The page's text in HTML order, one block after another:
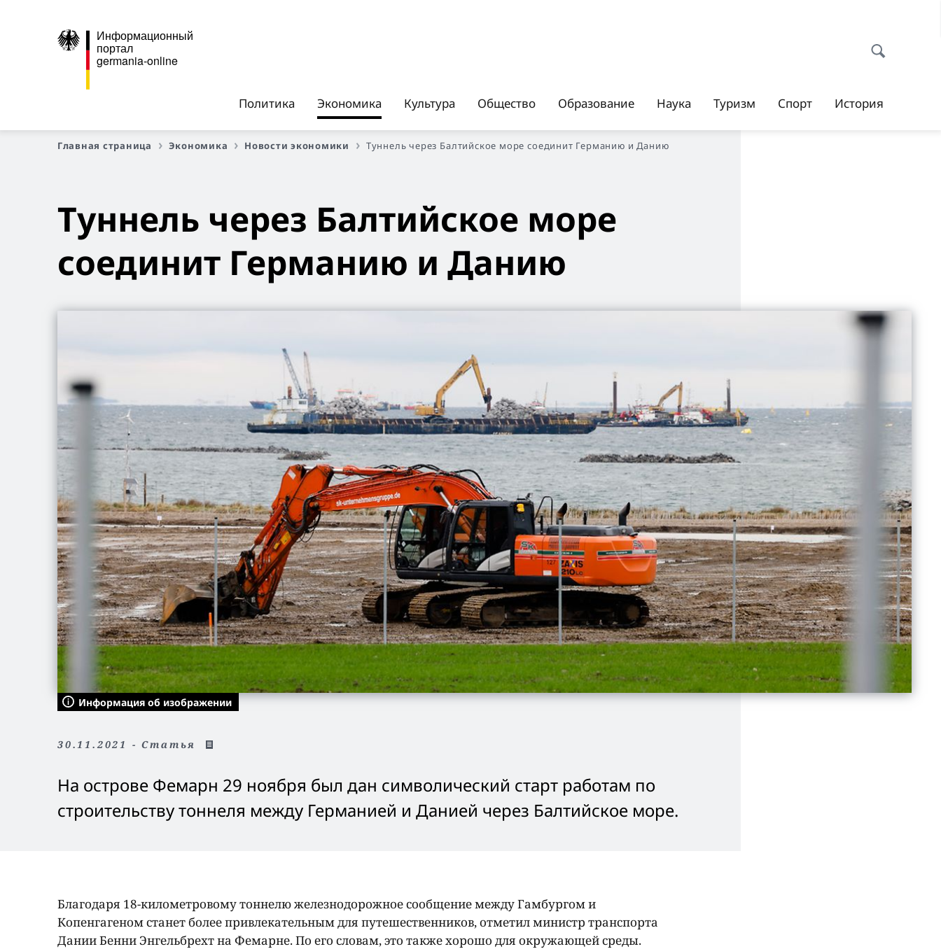
Информационный
портал
germania-online
Политика Экономика Культура Общество Образование Наука Туризм Спорт История
Главная страница Экономика Новости экономики Туннель через Балтийское море соединит Германию и Данию
Туннель через Балтийское море
соединит Германию и Данию
Информация об изображении
30.11.2021 - Статья
На острове Фемарн 29 ноября был дан символический старт работам по
строительству тоннеля между Германией и Данией через Балтийское море.
Благодаря 18-километровому тоннелю железнодорожное сообщение между Гамбургом и
Копенгагеном станет более привлекательным для путешественников, отметил министр транспорта
Дании Бенни Энгельбрехт на Фемарне. По его словам, это также хорошо для окружающей среды.